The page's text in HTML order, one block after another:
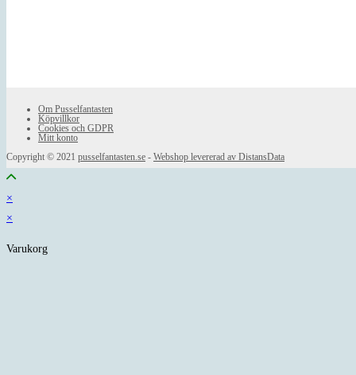
Om Pusselfantasten
Köpvillkor
Cookies och GDPR
Mitt konto
Copyright © 2021 pusselfantasten.se - Webshop levererad av DistansData
×
×
Varukorg